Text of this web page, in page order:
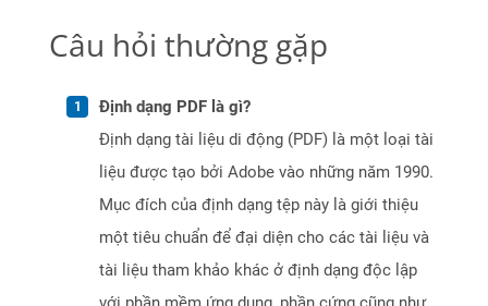
Câu hỏi thường gặp
Định dạng PDF là gì?
Định dạng tài liệu di động (PDF) là một loại tài
liệu được tạo bởi Adobe vào những năm 1990.
Mục đích của định dạng tệp này là giới thiệu
một tiêu chuẩn để đại diện cho các tài liệu và
tài liệu tham khảo khác ở định dạng độc lập